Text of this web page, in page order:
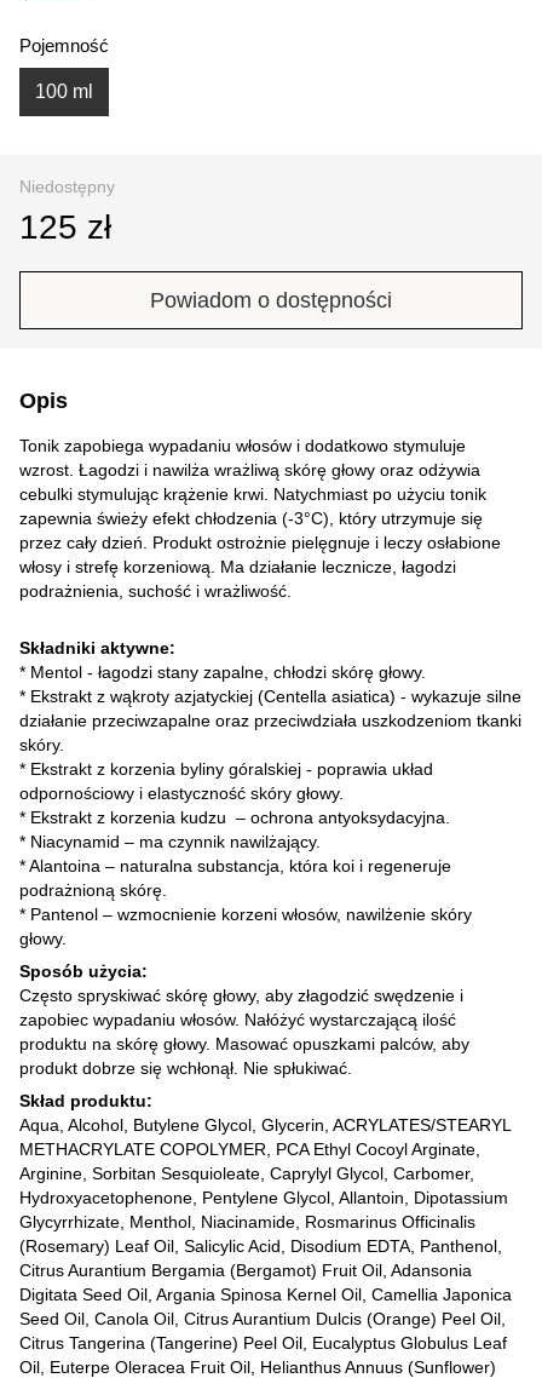
Pojemność
100 ml
Niedostępny
125 zł
Powiadom o dostępności
Opis
Tonik zapobiega wypadaniu włosów i dodatkowo stymuluje
wzrost. Łagodzi i nawilża wrażliwą skórę głowy oraz odżywia
cebulki stymulując krążenie krwi. Natychmiast po użyciu tonik
zapewnia świeży efekt chłodzenia (-3°C), który utrzymuje się
przez cały dzień. Produkt ostrożnie pielęgnuje i leczy osłabione
włosy i strefę korzeniową. Ma działanie lecznicze, łagodzi
podrażnienia, suchość i wrażliwość.
Składniki aktywne:
* Mentol - łagodzi stany zapalne, chłodzi skórę głowy.
* Ekstrakt z wąkroty azjatyckiej (Centella asiatica) - wykazuje silne
działanie przeciwzapalne oraz przeciwdziała uszkodzeniom tkanki
skóry.
* Ekstrakt z korzenia byliny góralskiej - poprawia układ
odpornościowy i elastyczność skóry głowy.
* Ekstrakt z korzenia kudzu – ochrona antyoksydacyjna.
* Niacynamid – ma czynnik nawilżający.
* Alantoina – naturalna substancja, która koi i regeneruje
podrażnioną skórę.
* Pantenol – wzmocnienie korzeni włosów, nawilżenie skóry
głowy.
Sposób użycia:
Często spryskiwać skórę głowy, aby złagodzić swędzenie i
zapobiec wypadaniu włosów. Nałóżyć wystarczającą ilość
produktu na skórę głowy. Masować opuszkami palców, aby
produkt dobrze się wchłonął. Nie spłukiwać.
Skład produktu:
Aqua, Alcohol, Butylene Glycol, Glycerin, ACRYLATES/STEARYL
METHACRYLATE COPOLYMER, PCA Ethyl Cocoyl Arginate,
Arginine, Sorbitan Sesquioleate, Caprylyl Glycol, Carbomer,
Hydroxyacetophenone, Pentylene Glycol, Allantoin, Dipotassium
Glycyrrhizate, Menthol, Niacinamide, Rosmarinus Officinalis
(Rosemary) Leaf Oil, Salicylic Acid, Disodium EDTA, Panthenol,
Citrus Aurantium Bergamia (Bergamot) Fruit Oil, Adansonia
Digitata Seed Oil, Argania Spinosa Kernel Oil, Camellia Japonica
Seed Oil, Canola Oil, Citrus Aurantium Dulcis (Orange) Peel Oil,
Citrus Tangerina (Tangerine) Peel Oil, Eucalyptus Globulus Leaf
Oil, Euterpe Oleracea Fruit Oil, Helianthus Annuus (Sunflower)